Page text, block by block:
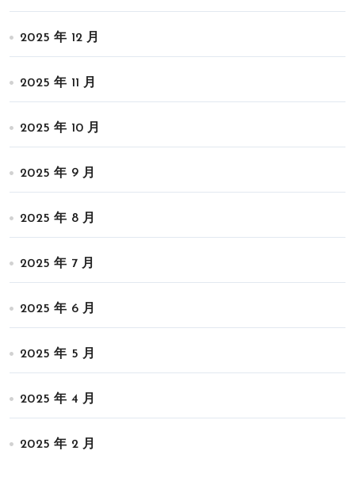
2025 年 12 月
2025 年 11 月
2025 年 10 月
2025 年 9 月
2025 年 8 月
2025 年 7 月
2025 年 6 月
2025 年 5 月
2025 年 4 月
2025 年 2 月